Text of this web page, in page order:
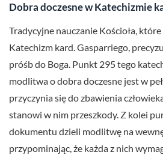
Dobra doczesne w Katechizmie
Tradycyjne nauczanie Kościoła,
Katechizm kard. Gasparriego,
próśb do Boga. Punkt 295 tego
modlitwa o dobra doczesne jest w
przyczynia się do zbawienia
stanowi w nim przeszkody. Z kolei
dokumentu dzieli modlitwę na
przypominając, że każda z nich